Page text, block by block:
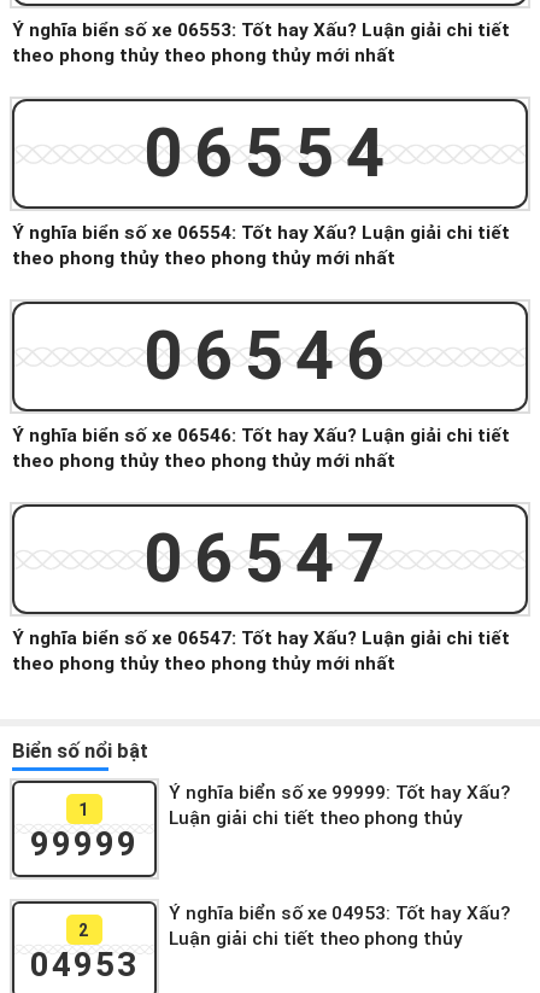
Ý nghĩa biển số xe 06553: Tốt hay Xấu? Luận giải chi tiết
theo phong thủy theo phong thủy mới nhất
06554
Ý nghĩa biển số xe 06554: Tốt hay Xấu? Luận giải chi tiết
theo phong thủy theo phong thủy mới nhất
06546
Ý nghĩa biển số xe 06546: Tốt hay Xấu? Luận giải chi tiết
theo phong thủy theo phong thủy mới nhất
06547
Ý nghĩa biển số xe 06547: Tốt hay Xấu? Luận giải chi tiết
theo phong thủy theo phong thủy mới nhất
Biển số nổi bật
1
99999
Ý nghĩa biển số xe 99999: Tốt hay Xấu?
Luận giải chi tiết theo phong thủy
2
04953
Ý nghĩa biển số xe 04953: Tốt hay Xấu?
Luận giải chi tiết theo phong thủy